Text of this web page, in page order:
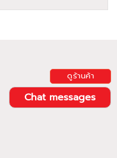
ดูร้านค้า
Chat messages